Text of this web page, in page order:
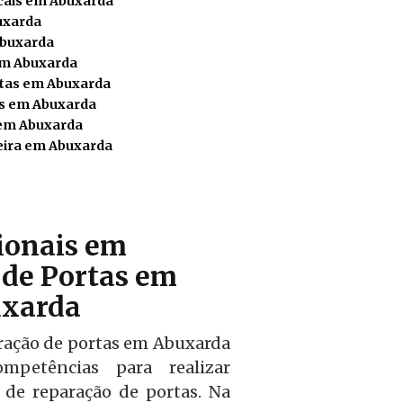
Abuxarda
em Abuxarda
em Abuxarda
Abuxarda
em Abuxarda
em
Portas em
de portas em Abuxarda
para realizar
reparação de portas. Na